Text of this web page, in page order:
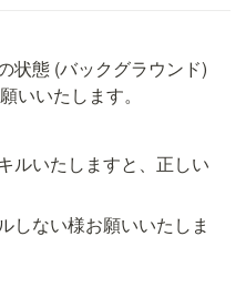
状態 (バックグラウンド)
いいたします。
ルいたしますと、正しい
しない様お願いいたしま